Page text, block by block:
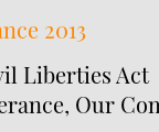
2013
Liberties Act
Our